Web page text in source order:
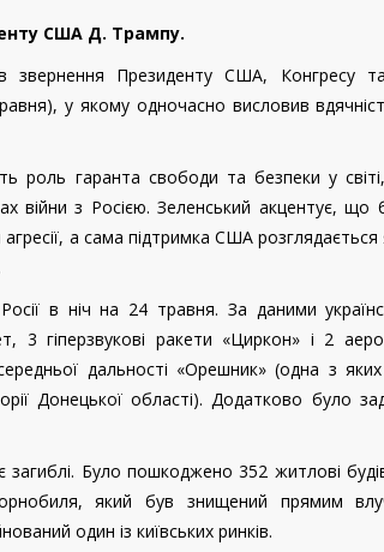
США Д. Трампу.
звернення Президенту США, Конгресу
у якому одночасно висловив
роль гаранта свободи та безпеки у
з Росією. Зеленський акцентує, що
а сама підтримка США
в ніч на 24 травня. За даними
3 гіперзвукові ракети «Циркон» і 2
дальності «Орешник» (одна з
Донецької області). Додатково було
Було пошкоджено 352 житлові
який був знищений прямим
один із київських ринків.